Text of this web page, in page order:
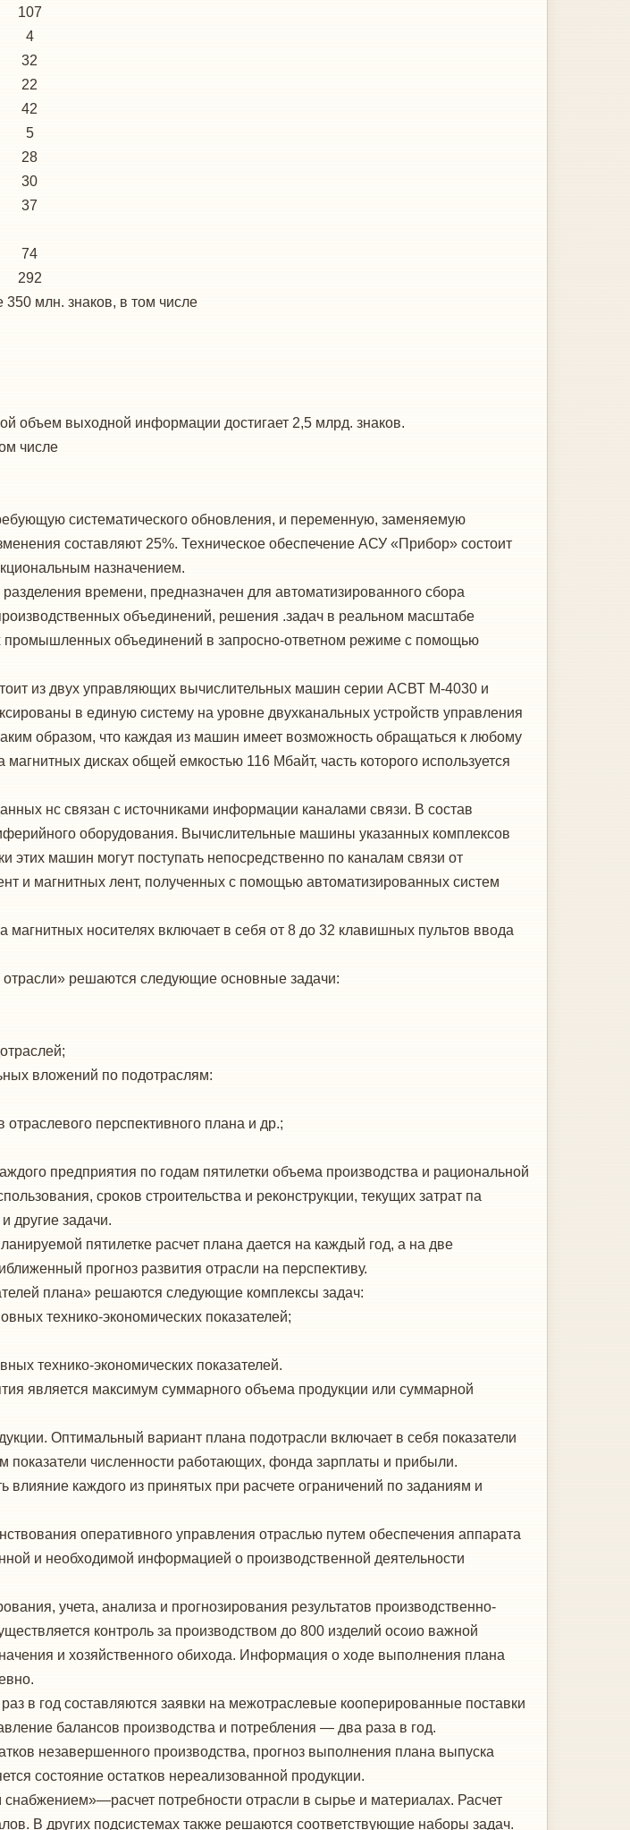
107
4
32
22
42
5
28
30
37
74
292
млн. знаков, в том числе
объем выходной информации достигает 2,5 млрд. знаков.
числе
систематического обновления, и переменную, заменяемую
составляют 25%. Техническое обеспечение АСУ «Прибор» состоит
назначением.
времени, предназначен для автоматизированного сбора
объединений, решения .задач в реальном масштабе
промышленных объединений в запросно-ответном режиме с помощью
из двух управляющих вычислительных машин серии АСВТ М-4030 и
в единую систему на уровне двухканальных устройств управления
образом, что каждая из машин имеет возможность обращаться к любому
дисках общей емкостью 116 Мбайт, часть которого используется
нс связан с источниками информации каналами связи. В состав
оборудования. Вычислительные машины указанных комплексов
машин могут поступать непосредственно по каналам связи от
и магнитных лент, полученных с помощью автоматизированных систем
магнитных носителях включает в себя от 8 до 32 клавишных пультов ввода
решаются следующие основные задачи:
вложений по подотраслям:
перспективного плана и др.;
предприятия по годам пятилетки объема производства и рациональной
сроков строительства и реконструкции, текущих затрат па
другие задачи.
пятилетке расчет плана дается на каждый год, а на две
прогноз развития отрасли на перспективу.
плана» решаются следующие комплексы задач:
технико-экономических показателей;
технико-экономических показателей.
является максимум суммарного объема продукции или суммарной
Оптимальный вариант плана подотрасли включает в себя показатели
показатели численности работающих, фонда зарплаты и прибыли.
каждого из принятых при расчете ограничений по заданиям и
оперативного управления отраслью путем обеспечения аппарата
и необходимой информацией о производственной деятельности
учета, анализа и прогнозирования результатов производственно-
контроль за производством до 800 изделий осоио важной
и хозяйственного обихода. Информация о ходе выполнения плана
в год составляются заявки на межотраслевые кооперированные поставки
балансов производства и потребления — два раза в год.
незавершенного производства, прогноз выполнения плана выпуска
состояние остатков нереализованной продукции.
потребности отрасли в сырье и материалах. Расчет
В других подсистемах также решаются соответствующие наборы задач.